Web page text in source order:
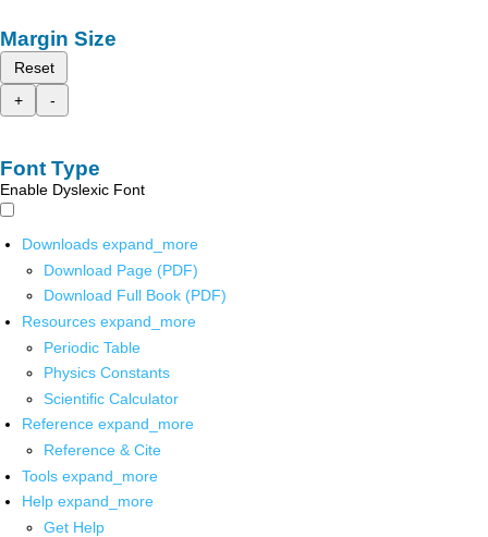
Margin Size
Reset
+
-
Font Type
Enable Dyslexic Font
Downloads expand_more
Download Page (PDF)
Download Full Book (PDF)
Resources expand_more
Periodic Table
Physics Constants
Scientific Calculator
Reference expand_more
Reference & Cite
Tools expand_more
Help expand_more
Get Help